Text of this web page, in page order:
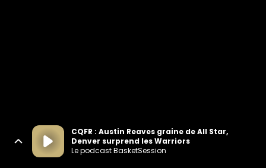
CQFR : Austin Reaves graine de All Star,
Denver surprend les Warriors
Le podcast BasketSession